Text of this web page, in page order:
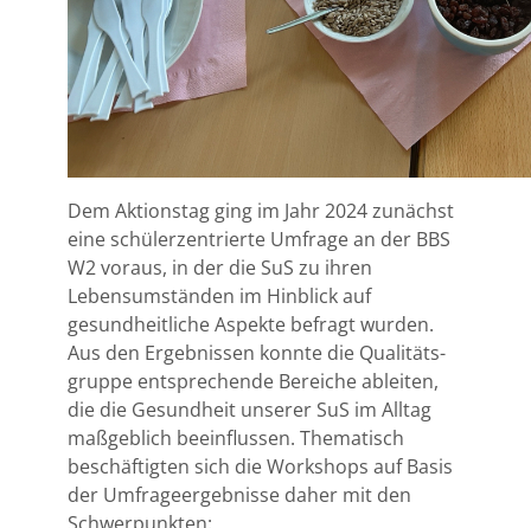
Dem Aktionstag ging im Jahr 2024 zunächst
eine schülerzentrierte Umfrage an der BBS
W2 voraus, in der die SuS zu ihren
Lebensumständen im Hinblick auf
gesundheitliche Aspekte befragt wurden.
Aus den Ergebnissen konnte die Qualitäts-
gruppe entsprechende Bereiche ableiten,
die die Gesundheit unserer SuS im Alltag
maßgeblich beeinflussen. Thematisch
beschäftigten sich die Workshops auf Basis
der Umfrageergebnisse daher mit den